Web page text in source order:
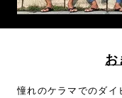
お
憧れのケラマでのダイ